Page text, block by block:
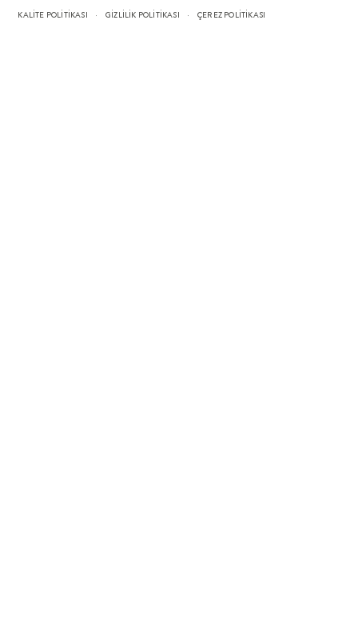
KALITE POLITIKASI GİZLİLİK POLİTİKASI ÇEREZ POLITIKASI